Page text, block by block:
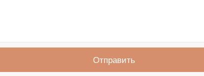
Отправить